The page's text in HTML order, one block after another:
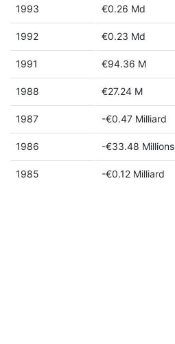
1993 €0.26 Md
1992 €0.23 Md
1991 €94.36 M
1988 €27.24 M
1987 -€0.47 Milliard
1986 -€33.48 Millions
1985 -€0.12 Milliard